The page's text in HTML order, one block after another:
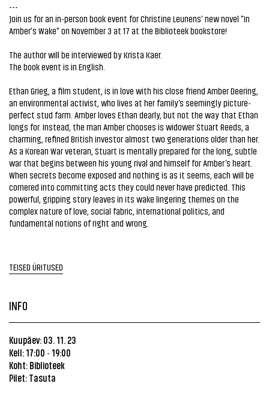
---
Join us for an in-person book event for Christine Leunens' new novel "In
Amber's Wake" on November 3 at 17 at the Biblioteek bookstore!
The author will be interviewed by Krista Kaer.
The book event is in English.
Ethan Grieg, a film student, is in love with his close friend Amber Deering,
an environmental activist, who lives at her family’s seemingly picture-
perfect stud farm. Amber loves Ethan dearly, but not the way that Ethan
longs for. Instead, the man Amber chooses is widower Stuart Reeds, a
charming, refined British investor almost two generations older than her.
As a Korean War veteran, Stuart is mentally prepared for the long, subtle
war that begins between his young rival and himself for Amber’s heart.
When secrets become exposed and nothing is as it seems, each will be
cornered into committing acts they could never have predicted. This
powerful, gripping story leaves in its wake lingering themes on the
complex nature of love, social fabric, international politics, and
fundamental notions of right and wrong.
TEISED ÜRITUSED
INFO
Kuupäev: 03. 11. 23
Kell: 17:00 - 19:00
Koht: Biblioteek
Pilet: Tasuta